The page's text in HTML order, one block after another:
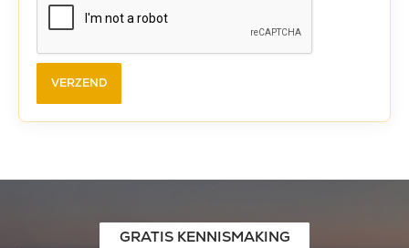
GRATIS KENNISMAKING